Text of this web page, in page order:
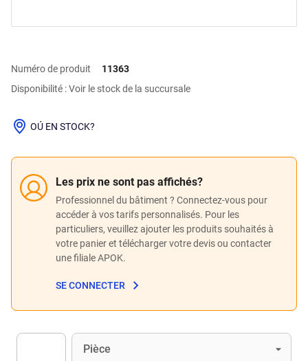
Numéro de produit
11363
Disponibilité : Voir le stock de la succursale
Les prix ne sont pas affichés?
Professionnel du bâtiment ? Connectez-vous pour
accéder à vos tarifs personnalisés. Pour les
particuliers, veuillez ajouter les produits souhaités à
votre panier et télécharger votre devis ou contacter
une filiale APOK.
SE CONNECTER
OÚ EN STOCK?
Unité
Pièce